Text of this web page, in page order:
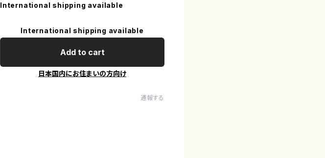
International shipping available
International shipping available
Add to cart
日本国内にお住まいの方向け
通報する